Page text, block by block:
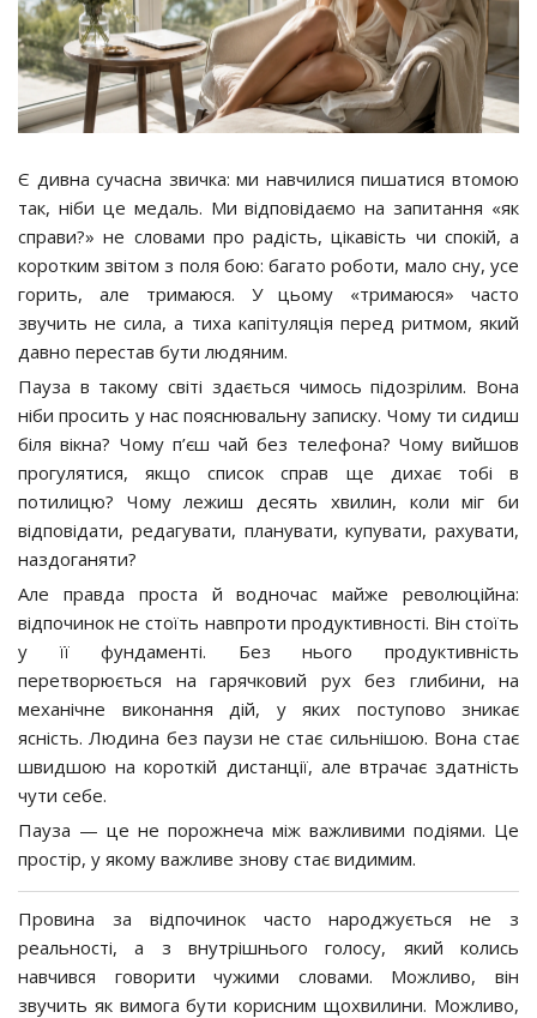
Є дивна сучасна звичка: ми навчилися пишатися втомою
так, ніби це медаль. Ми відповідаємо на запитання «як
справи?» не словами про радість, цікавість чи спокій, а
коротким звітом з поля бою: багато роботи, мало сну, усе
горить, але тримаюся. У цьому «тримаюся» часто
звучить не сила, а тиха капітуляція перед ритмом, який
давно перестав бути людяним.
Пауза в такому світі здається чимось підозрілим. Вона
ніби просить у нас пояснювальну записку. Чому ти сидиш
біля вікна? Чому п’єш чай без телефона? Чому вийшов
прогулятися, якщо список справ ще дихає тобі в
потилицю? Чому лежиш десять хвилин, коли міг би
відповідати, редагувати, планувати, купувати, рахувати,
наздоганяти?
Але правда проста й водночас майже революційна:
відпочинок не стоїть навпроти продуктивності. Він стоїть
у її фундаменті. Без нього продуктивність
перетворюється на гарячковий рух без глибини, на
механічне виконання дій, у яких поступово зникає
ясність. Людина без паузи не стає сильнішою. Вона стає
швидшою на короткій дистанції, але втрачає здатність
чути себе.
Пауза — це не порожнеча між важливими подіями. Це
простір, у якому важливе знову стає видимим.
Провина за відпочинок часто народжується не з
реальності, а з внутрішнього голосу, який колись
навчився говорити чужими словами. Можливо, він
звучить як вимога бути корисним щохвилини. Можливо,